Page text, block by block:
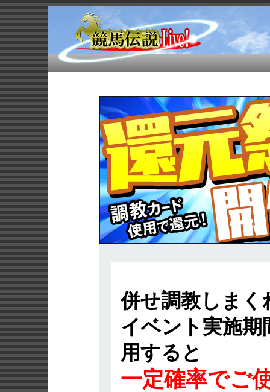
併せ調教しまく
イベント実施期
用すると
一定確率でご